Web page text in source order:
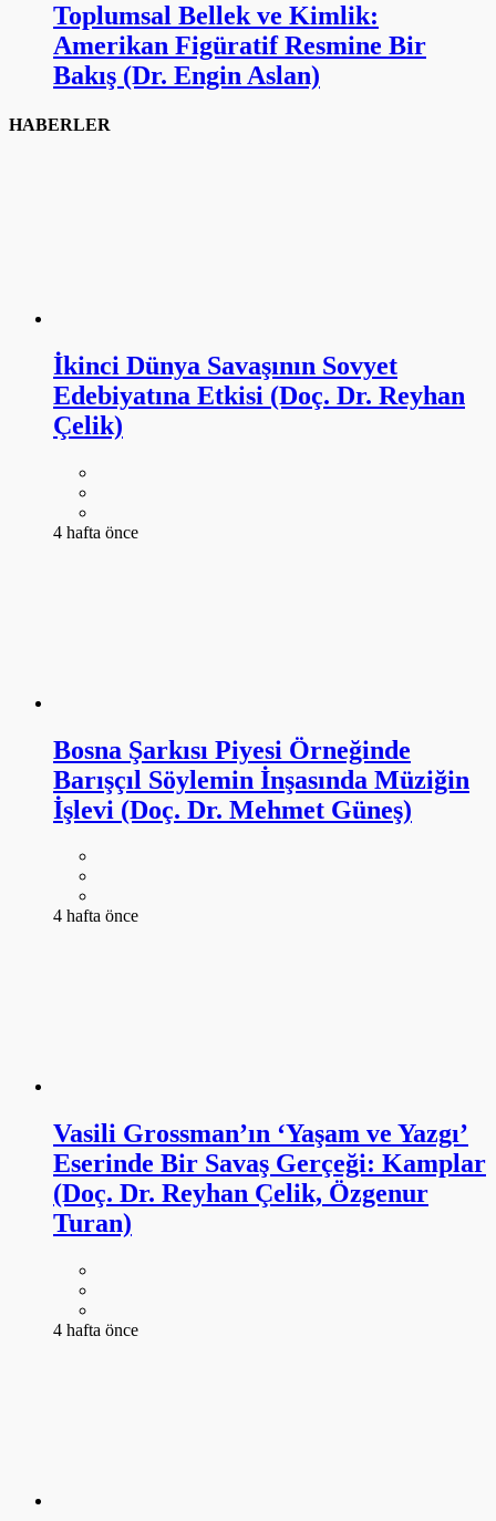
Toplumsal Bellek ve Kimlik:
Amerikan Figüratif Resmine Bir
Bakış (Dr. Engin Aslan)
HABERLER
İkinci Dünya Savaşının Sovyet
Edebiyatına Etkisi (Doç. Dr. Reyhan
Çelik)
4 hafta önce
Bosna Şarkısı Piyesi Örneğinde
Barışçıl Söylemin İnşasında Müziğin
İşlevi (Doç. Dr. Mehmet Güneş)
4 hafta önce
Vasili Grossman’ın ‘Yaşam ve Yazgı’
Eserinde Bir Savaş Gerçeği: Kamplar
(Doç. Dr. Reyhan Çelik, Özgenur
Turan)
4 hafta önce